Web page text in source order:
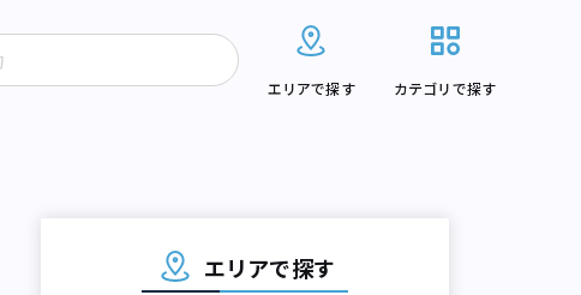
エリアで探す カテゴリで探す
エリアで探す